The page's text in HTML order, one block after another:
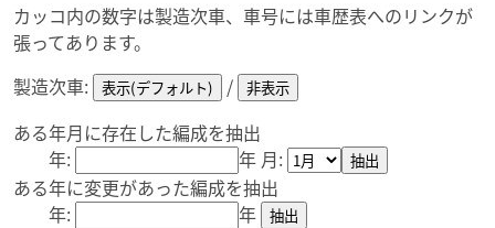
カッコ内の数字は製造次車、車号には車歴表へのリンクが
張ってあります。
製造次車:
表示(デフォルト) / 非表示
ある年月に存在した編成を抽出
年:
年 月:
ある年に変更があった編成を抽出
年:
年